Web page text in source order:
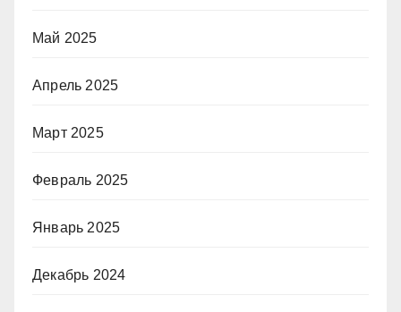
Май 2025
Апрель 2025
Март 2025
Февраль 2025
Январь 2025
Декабрь 2024